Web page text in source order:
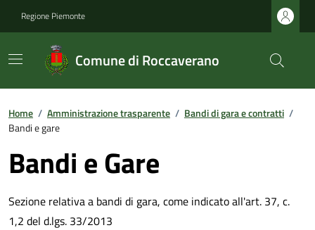
Regione Piemonte
Comune di Roccaverano
Home / Amministrazione trasparente / Bandi di gara e contratti /
Bandi e gare
Bandi e Gare
Sezione relativa a bandi di gara, come indicato all'art. 37, c.
1,2 del d.lgs. 33/2013